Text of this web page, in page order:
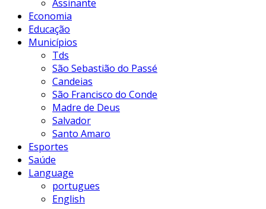
Assinante
Economia
Educação
Municípios
Tds
São Sebastião do Passé
Candeias
São Francisco do Conde
Madre de Deus
Salvador
Santo Amaro
Esportes
Saúde
Language
portugues
English